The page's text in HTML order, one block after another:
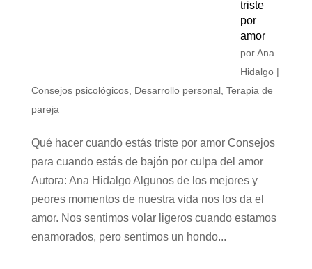
triste
por
amor
porAna
Hidalgo|
Consejos psicológicos, Desarrollo personal, Terapia de
pareja
Qué hacer cuando estás triste por amor Consejos
para cuando estás de bajón por culpa del amor
Autora: Ana Hidalgo Algunos de los mejores y
peores momentos de nuestra vida nos los da el
amor. Nos sentimos volar ligeros cuando estamos
enamorados, pero sentimos un hondo...